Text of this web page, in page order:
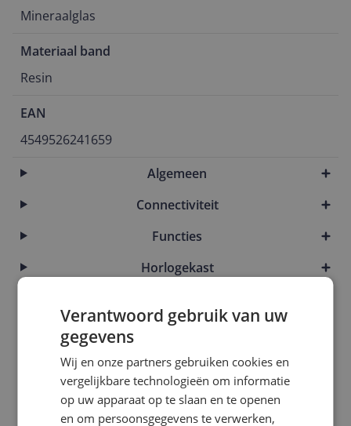
Mineraalglas
Materiaal band
Resin
EAN
4549526241659
Algemeen
Connectiviteit
Functies
Horlogekast
Mogelijke vereisten instellen en gebruik
Overige kenmerken
Productinformatie
Verantwoord gebruik van uw
gegevens
Wij en onze partners gebruiken cookies en
vergelijkbare technologieën om informatie
op uw apparaat op te slaan en te openen
en om persoonsgegevens te verwerken,